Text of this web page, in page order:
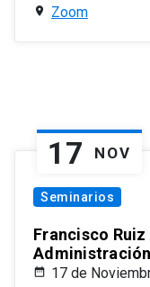
Zoom
17 NOV
Seminarios
Francisco Ruiz
Administración
17 de